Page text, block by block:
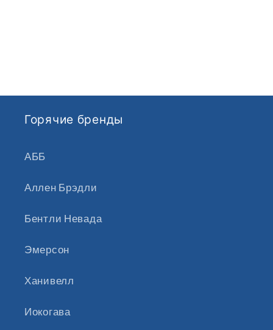
Горячие бренды
АББ
Аллен Брэдли
Бентли Невада
Эмерсон
Ханивелл
Иокогава